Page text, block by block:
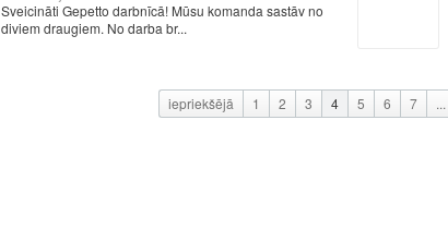
Sveicināti Gepetto darbnīcā! Mūsu komanda sastāv no
diviem draugiem. No darba br...
iepriekšējā 1 2 3 4 5 6 7 ...